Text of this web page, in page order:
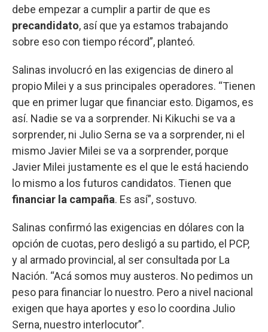
debe empezar a cumplir a partir de que es
precandidato, así que ya estamos trabajando
sobre eso con tiempo récord”, planteó.
Salinas involucró en las exigencias de dinero al
propio Milei y a sus principales operadores. “Tienen
que en primer lugar que financiar esto. Digamos, es
así. Nadie se va a sorprender. Ni Kikuchi se va a
sorprender, ni Julio Serna se va a sorprender, ni el
mismo Javier Milei se va a sorprender, porque
Javier Milei justamente es el que le está haciendo
lo mismo a los futuros candidatos. Tienen que
financiar la campaña. Es así”, sostuvo.
Salinas confirmó las exigencias en dólares con la
opción de cuotas, pero desligó a su partido, el PCP,
y al armado provincial, al ser consultada por La
Nación. “Acá somos muy austeros. No pedimos un
peso para financiar lo nuestro. Pero a nivel nacional
exigen que haya aportes y eso lo coordina Julio
Serna, nuestro interlocutor”.